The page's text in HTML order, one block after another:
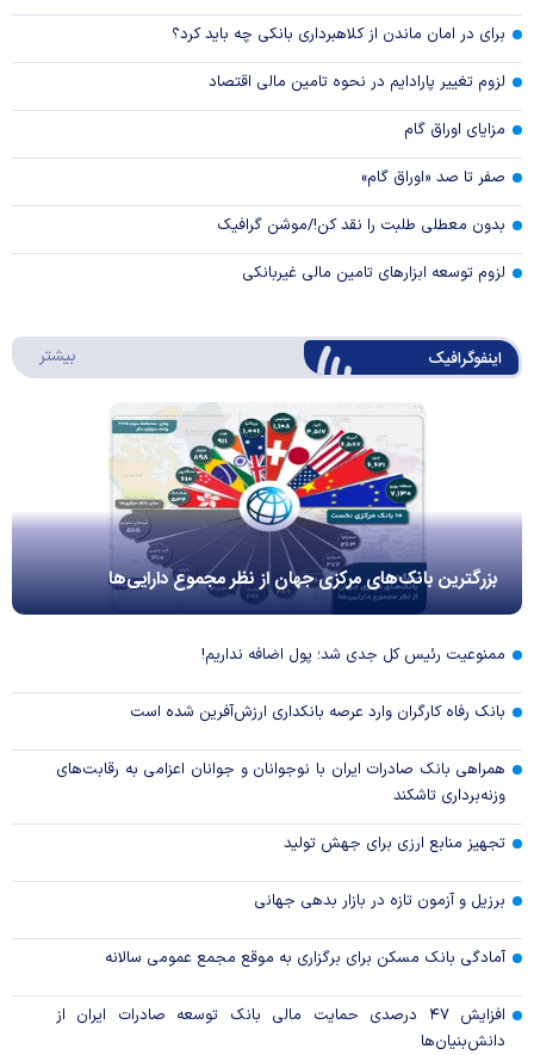
برای در امان ماندن از کلاهبرداری بانکی چه باید کرد؟
لزوم تغییر پارادایم در نحوه تامین مالی اقتصاد
مزایای اوراق گام
صفر تا صد «اوراق گام»
بدون معطلی طلبت را نقد کن!/موشن گرافیک
لزوم توسعه ابزارهای تامین مالی غیربانکی
اینفوگرافیک بیشتر
بزرگترین بانک‌های مرکزی جهان از نظر مجموع دارایی‌ها
ممنوعیت رئیس کل جدی شد؛ پول اضافه نداریم!
بانک رفاه کارگران وارد عرصه بانکداری ارزش‌آفرین شده است
همراهی بانک صادرات ایران با نوجوانان و جوانان اعزامی به رقابت‌های
وزنه‌برداری تاشکند
تجهیز منابع ارزی برای جهش تولید
برزیل و آزمون تازه در بازار بدهی جهانی
آمادگی بانک مسکن برای برگزاری به موقع مجمع عمومی سالانه
افزایش ۴۷ درصدی حمایت مالی بانک توسعه صادرات ایران از
دانش‌بنیان‌ها